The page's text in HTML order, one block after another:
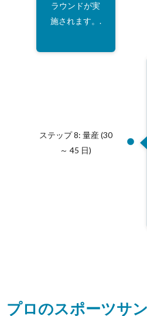
ラウンドが実
施されます。.
ステップ 8: 量産 (30
～ 45 日)
プロのスポーツサ